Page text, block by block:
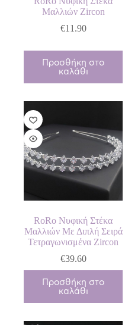
Μαλλιών Zircon
€11.90
Προσθήκη στο
καλάθι
RoRo Νυφική Στέκα
Μαλλιών Με Διπλή Σειρά
Τετραγωνισμένα Zircon
€39.60
Προσθήκη στο
καλάθι